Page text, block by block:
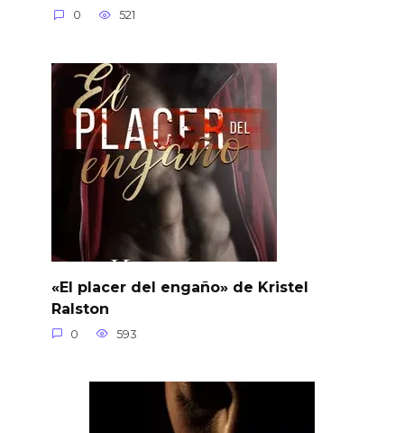
0 521
«El placer del engaño» de Kristel
Ralston
0 593